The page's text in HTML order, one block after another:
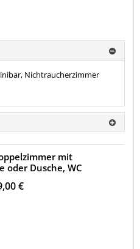
Nichtraucherzimmer
mit
oder Dusche, WC
€